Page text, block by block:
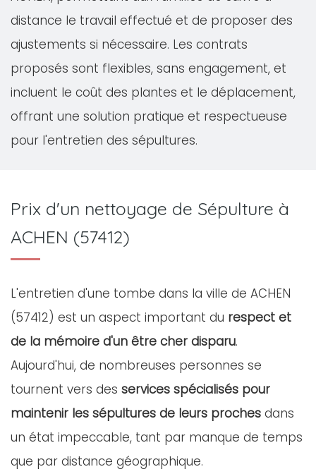
distance le travail effectué et de proposer des
ajustements si nécessaire. Les contrats
proposés sont flexibles, sans engagement, et
incluent le coût des plantes et le déplacement,
offrant une solution pratique et respectueuse
pour l'entretien des sépultures.
Prix d'un nettoyage de Sépulture à
ACHEN (57412)
L'entretien d'une tombe dans la ville de ACHEN
(57412) est un aspect important du respect et
de la mémoire d'un être cher disparu.
Aujourd'hui, de nombreuses personnes se
tournent vers des services spécialisés pour
maintenir les sépultures de leurs proches dans
un état impeccable, tant par manque de temps
que par distance géographique.